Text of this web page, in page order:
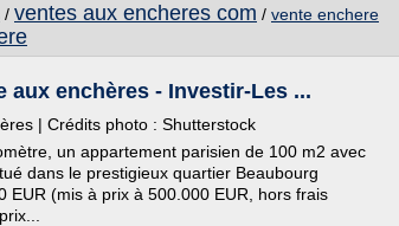
/ ventes aux encheres com / vente enchere
aux enchères - Investir-Les ...
| Crédits photo : Shutterstock
un appartement parisien de 100 m2 avec
dans le prestigieux quartier Beaubourg
(mis à prix à 500.000 EUR, hors frais